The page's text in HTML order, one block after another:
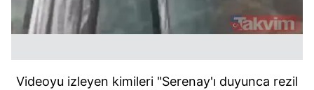
Videoyu izleyen kimileri "Serenay'ı duyunca rezil